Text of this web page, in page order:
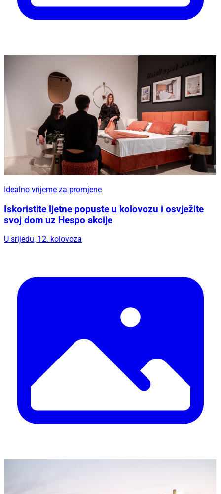
Idealno vrijeme za promjene
Iskoristite ljetne popuste u kolovozu i osvježite
svoj dom uz Hespo akcije
U srijedu, 12. kolovoza